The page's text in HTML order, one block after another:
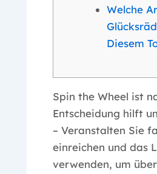
Welche
Diesem
Spin the Wheel ist
Entscheidung hilft
– Veranstalten Sie
einreichen und das
verwenden, um